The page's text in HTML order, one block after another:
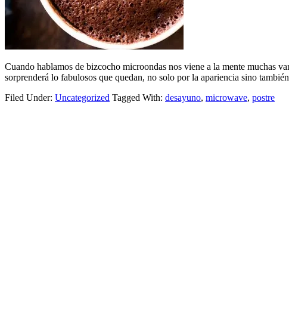
Cuando hablamos de bizcocho microondas nos viene a la mente muchas
sorprenderá lo fabulosos que quedan, no solo por la apariencia sino
Filed Under: Uncategorized Tagged With: desayuno, microwave, postre